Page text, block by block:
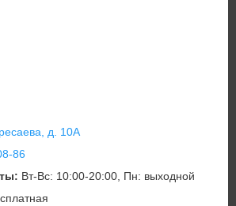
д. 10А
86
Вт-Вс: 10:00-20:00, Пн: выходной